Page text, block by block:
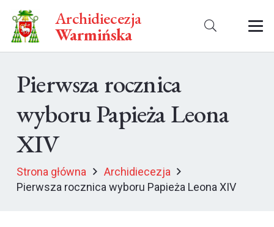
Archidiecezja
Warmińska
Pierwsza rocznica
wyboru Papieża Leona
XIV
Strona główna
Archidiecezja
Pierwsza rocznica wyboru Papieża Leona XIV